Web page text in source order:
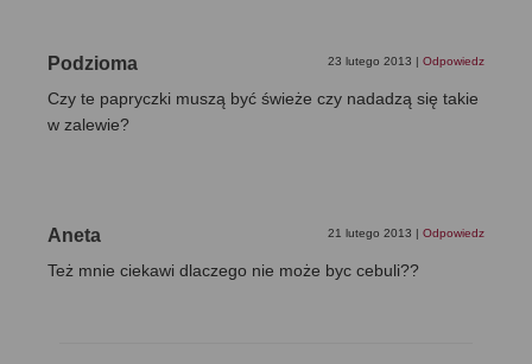
Podzioma 23 lutego 2013 Odpowiedz
Czy te papryczki muszą być świeże czy nadadzą się takie
w zalewie?
Aneta 21 lutego 2013 Odpowiedz
Też mnie ciekawi dlaczego nie może byc cebuli??